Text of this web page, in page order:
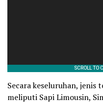
​Secara keseluruhan, jenis
meliputi Sapi Limousin,